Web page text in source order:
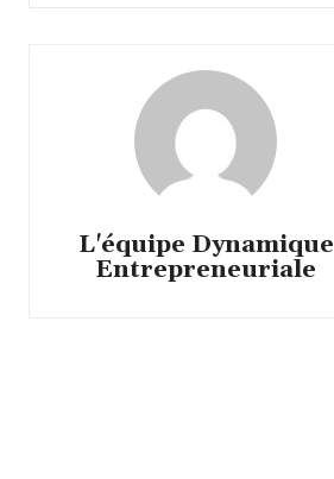
L'équipe Dynamique
Entrepreneuriale